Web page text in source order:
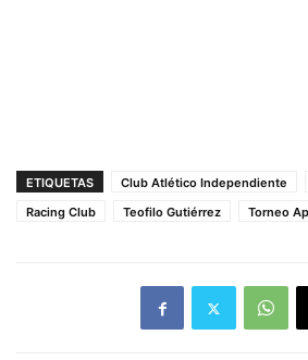
ETIQUETAS Club Atlético Independiente
Racing Club
Teofilo Gutiérrez Torneo